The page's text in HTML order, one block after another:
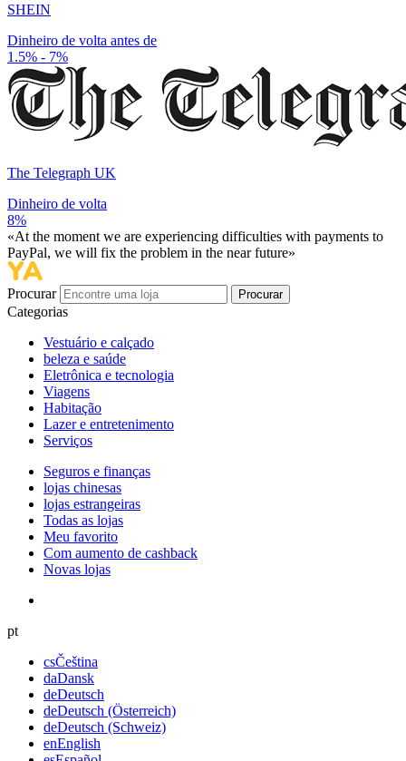
SHEIN
Dinheiro de volta antes de
1.5% - 7%
The Telegraph UK
Dinheiro de volta
8%
«At the moment we are experiencing difficulties with payments to
PayPal, we will fix the problem in the near future»
Procurar Procurar
Categorias
Vestuário e calçado
beleza e saúde
Eletrônica e tecnologia
Viagens
Habitação
Lazer e entretenimento
Serviços
Seguros e finanças
lojas chinesas
lojas estrangeiras
Todas as lojas
Meu favorito
Com aumento de cashback
Novas lojas
pt
csČeština
daDansk
deDeutsch
deDeutsch (Österreich)
deDeutsch (Schweiz)
enEnglish